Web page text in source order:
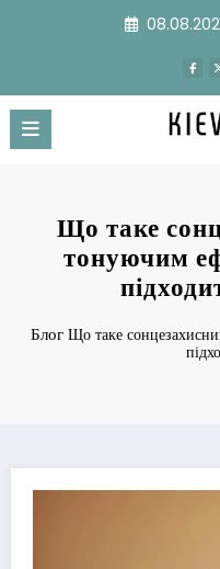
Що таке
тонуючим
Блог Що таке